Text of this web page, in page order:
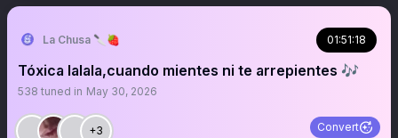
La Chusa 🔪🍓 01:51:18
Tóxica lalala,cuando mientes ni te arrepientes 🎶
538 tuned in May 30, 2026
+3 Convert